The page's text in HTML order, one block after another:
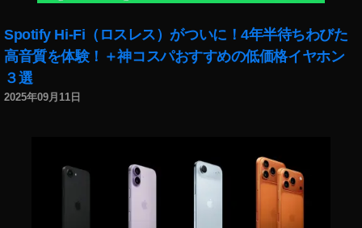
Spotify Hi-Fi（ロスレス）がついに！4年半待ちわびた
高音質を体験！＋神コスパおすすめの低価格イヤホン
３選
2025年09月11日